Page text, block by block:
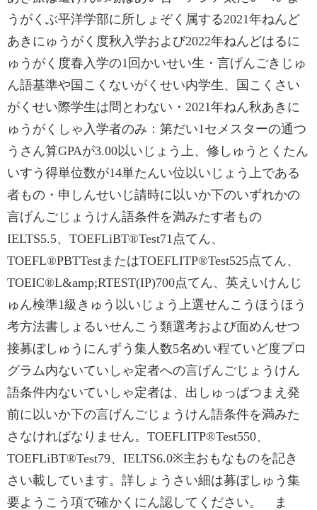
うがくぶ平洋学部に所しょぞく属する2021年ねんど
あきにゅうがく度秋入学および2022年ねんどはるに
ゅうがく度春入学の1回かいせい生・言げんごきじゅ
ん語基準や国こくないがくせい内学生、国こくさい
がくせい際学生は問とわない・‌‌2021年ねん秋あきに
ゅうがくしゃ入学者のみ：第だい1セメスターの通つ
うさん算GPAが3.00以いじょう上、修しゅうとくたん
いすう得単位数が14単たんい位以いじょう上である
者もの・申しんせいじ請時に以いか下のいずれかの
言げんごじょうけん語条件を満みたす者もの
IELTS‌5.5、TOEFL‌iBT®‌Test‌71点てん、
TOEFL®‌PBT‌Test‌または‌TOEFL‌ITP®‌Test‌525点てん、
TOEIC®‌L&amp;R‌TEST(IP)‌700点てん、英えいけんじ
ゅん検準1級きゅう‌以いじょう上選せんこうほうほう
考方法書しょるいせんこう類選考および面めんせつ
接募ぼしゅうにんずう集人数5名めい程ていど度プロ
グラム内ないていしゃ定者への言げんごじょうけん
語条件内ないていしゃ定者は、出しゅっぱつまえ発
前に以いか下の言げんごじょうけん語条件を満みた
さなければなりません。TOEFL‌ITP®‌Test‌550、‌
TOEFL‌iBT®‌Test‌79、‌IELTS‌6.0※主おもなものを記き
さい載しています。詳しょうさい細は募ぼしゅう集
要ようこう項で確かくにん認してください。 ま